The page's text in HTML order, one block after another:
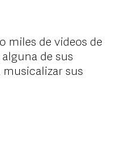
miles de videos de
de sus
musicalizar sus